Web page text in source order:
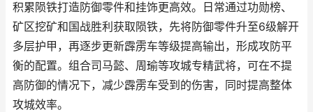
积累陨铁打造防御零件和挂饰更高效。日常通过功勋榜、
矿区挖矿和国战胜利获取陨铁，先将防御零件升至6级解开
多层护甲，再逐步更新霹雳车等级提高输出，形成攻防平
衡的配置。组合司马懿、周瑜等攻城专精武将，可在不提
高防御的情况下，减少霹雳车受到的伤害，同时提高整体
攻城效率。